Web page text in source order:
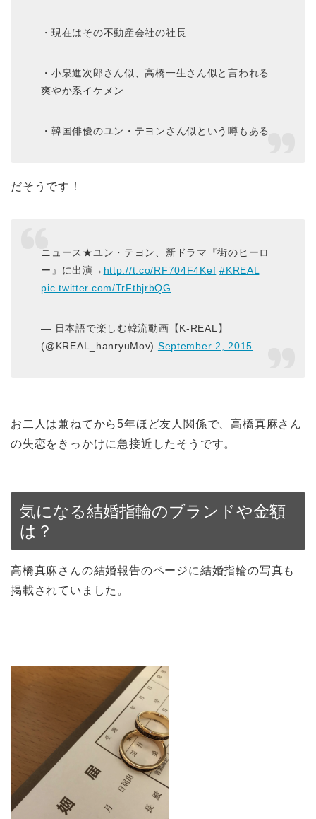
・現在はその不動産会社の社長
・小泉進次郎さん似、高橋一生さん似と言われる
爽やか系イケメン
・韓国俳優のユン・テヨンさん似という噂もある
だそうです！
ニュース★ユン・テヨン、新ドラマ『街のヒーロ
ー』に出演→ http://t.co/RF704F4Kef #KREAL
pic.twitter.com/TrFthjrbQG
— 日本語で楽しむ韓流動画【K-REAL】
(@KREAL_hanryuMov) September 2, 2015
お二人は兼ねてから5年ほど友人関係で、高橋真麻さん
の失恋をきっかけに急接近したそうです。
気になる結婚指輪のブランドや金額
は？
高橋真麻さんの結婚報告のページに結婚指輪の写真も
掲載されていました。